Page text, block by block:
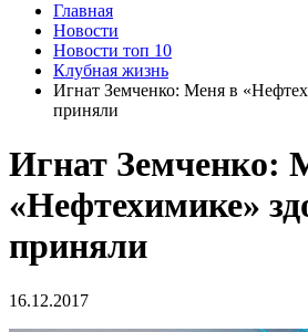
Главная
Новости
Новости топ 10
Клубная жизнь
Игнат Земченко: Меня в
приняли
Игнат Земченко:
«Нефтехимике»
приняли
16.12.2017